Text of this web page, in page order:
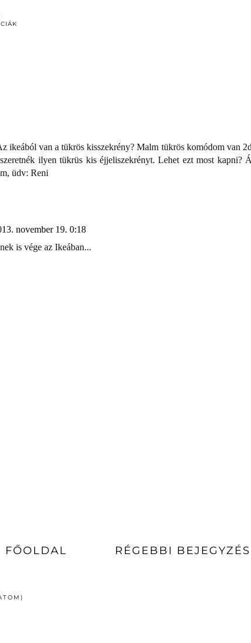
ikeából van a tükrös kisszekrény? Malm tükrös komódom van
ilyen tükrüs kis éjjeliszekrényt. Lehet ezt most kapni?
üdv: Reni
november 19. 0:18
is vége az Ikeában...
RÉGEBBI BEJEGYZÉS
FŐOLDAL